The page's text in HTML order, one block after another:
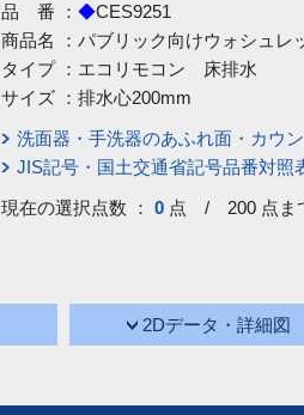
品 番 ： ◆CES9251
商品名 ： パブリック向けウォシュレ
タイプ ： エコリモコン 床排水
サイズ ： 排水心200mm
洗面器・手洗器のあふれ面・カウ
JIS記号・国土交通省記号品番対照
現在の選択点数 ： 0 点 / 200 点ま
2Dデータ・詳細図